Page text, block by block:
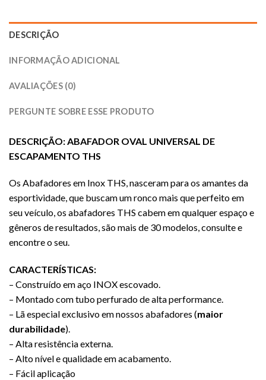
DESCRIÇÃO
INFORMAÇÃO ADICIONAL
AVALIAÇÕES (0)
PERGUNTE SOBRE ESSE PRODUTO
DESCRIÇÃO: ABAFADOR OVAL UNIVERSAL DE
ESCAPAMENTO THS
Os Abafadores em Inox THS, nasceram para os amantes da
esportividade, que buscam um ronco mais que perfeito em
seu veículo, os abafadores THS cabem em qualquer espaço e
gêneros de resultados, são mais de 30 modelos, consulte e
encontre o seu.
CARACTERÍSTICAS:
– Construído em aço INOX escovado.
– Montado com tubo perfurado de alta performance.
– Lã especial exclusivo em nossos abafadores (maior
durabilidade).
– Alta resistência externa.
– Alto nível e qualidade em acabamento.
– Fácil aplicação